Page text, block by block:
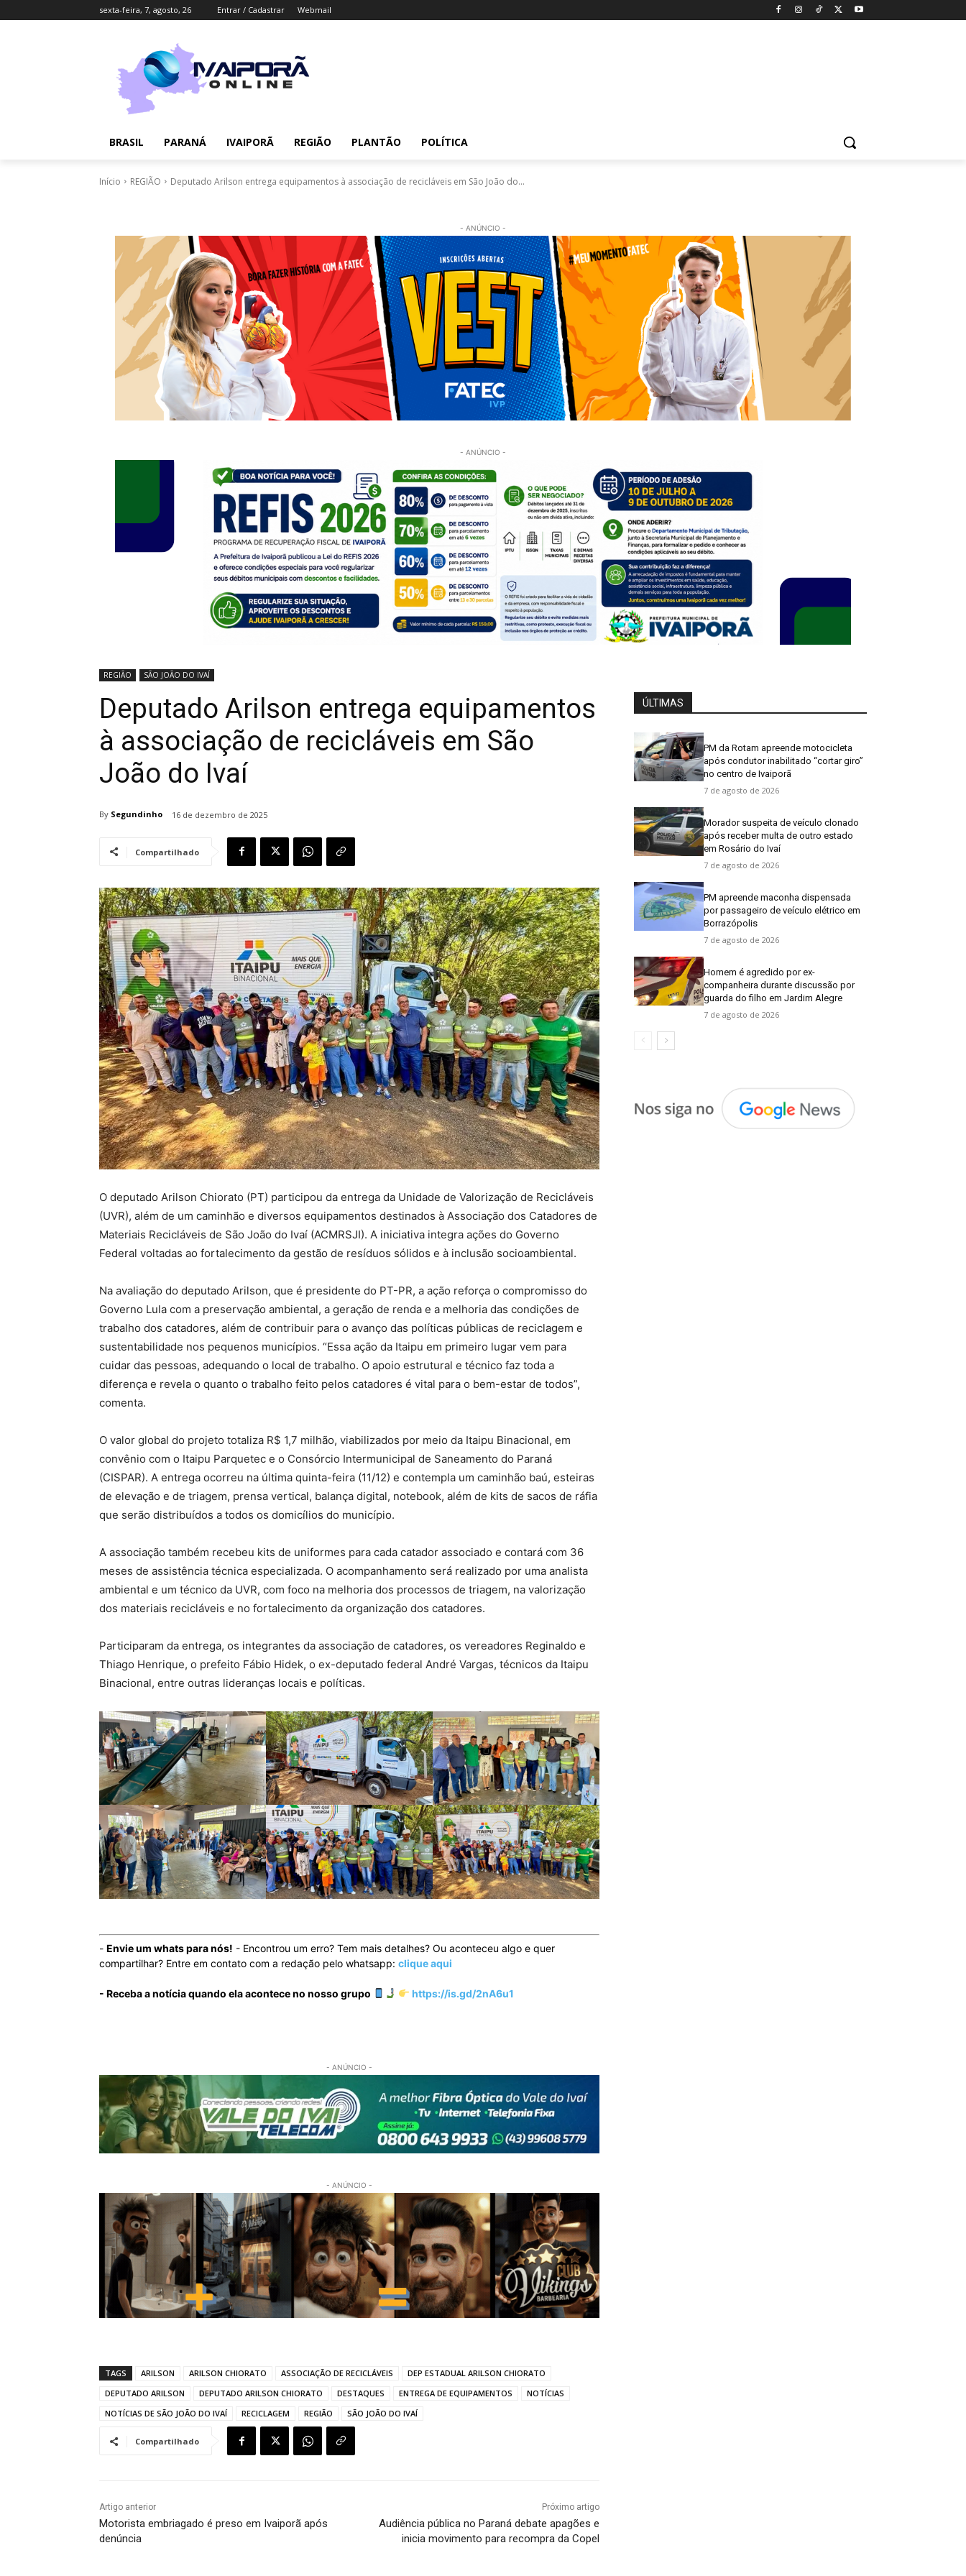
sexta-feira, 7, agosto, 26 Entrar / Cadastrar Webmail
BRASIL PARANÁ IVAIPORÃ REGIÃO PLANTÃO POLÍTICA
Início REGIÃO Deputado Arilson entrega equipamentos à associação de recicláveis em São João do...
- ANÚNCIO -
- ANÚNCIO -
REGIÃO SÃO JOÃO DO IVAÍ
Deputado Arilson entrega equipamentos
à associação de recicláveis em São
João do Ivaí
By Segundinho 16 de dezembro de 2025
Compartilhado
O deputado Arilson Chiorato (PT) participou da entrega da Unidade de Valorização de Recicláveis
(UVR), além de um caminhão e diversos equipamentos destinados à Associação dos Catadores de
Materiais Recicláveis de São João do Ivaí (ACMRSJI). A iniciativa integra ações do Governo
Federal voltadas ao fortalecimento da gestão de resíduos sólidos e à inclusão socioambiental.
Na avaliação do deputado Arilson, que é presidente do PT-PR, a ação reforça o compromisso do
Governo Lula com a preservação ambiental, a geração de renda e a melhoria das condições de
trabalho dos catadores, além de contribuir para o avanço das políticas públicas de reciclagem e
sustentabilidade nos pequenos municípios. “Essa ação da Itaipu em primeiro lugar vem para
cuidar das pessoas, adequando o local de trabalho. O apoio estrutural e técnico faz toda a
diferença e revela o quanto o trabalho feito pelos catadores é vital para o bem-estar de todos”,
comenta.
O valor global do projeto totaliza R$ 1,7 milhão, viabilizados por meio da Itaipu Binacional, em
convênio com o Itaipu Parquetec e o Consórcio Intermunicipal de Saneamento do Paraná
(CISPAR). A entrega ocorreu na última quinta-feira (11/12) e contempla um caminhão baú, esteiras
de elevação e de triagem, prensa vertical, balança digital, notebook, além de kits de sacos de ráfia
que serão distribuídos a todos os domicílios do município.
A associação também recebeu kits de uniformes para cada catador associado e contará com 36
meses de assistência técnica especializada. O acompanhamento será realizado por uma analista
ambiental e um técnico da UVR, com foco na melhoria dos processos de triagem, na valorização
dos materiais recicláveis e no fortalecimento da organização dos catadores.
Participaram da entrega, os integrantes da associação de catadores, os vereadores Reginaldo e
Thiago Henrique, o prefeito Fábio Hidek, o ex-deputado federal André Vargas, técnicos da Itaipu
Binacional, entre outras lideranças locais e políticas.
- Envie um whats para nós! - Encontrou um erro? Tem mais detalhes? Ou aconteceu algo e quer
compartilhar? Entre em contato com a redação pelo whatsapp: clique aqui
- Receba a notícia quando ela acontece no nosso grupo https://is.gd/2nA6u1
- ANÚNCIO -
- ANÚNCIO -
TAGS ARILSON ARILSON CHIORATO ASSOCIAÇÃO DE RECICLÁVEIS
DEP ESTADUAL ARILSON CHIORATO
DEPUTADO ARILSON
DEPUTADO ARILSON CHIORATO DESTAQUES ENTREGA DE EQUIPAMENTOS
NOTÍCIAS
NOTÍCIAS DE SÃO JOÃO DO IVAÍ
RECICLAGEM REGIÃO SÃO JOÃO DO IVAÍ
Compartilhado
Artigo anterior
Motorista embriagado é preso em Ivaiporã após
denúncia
Próximo artigo
Audiência pública no Paraná debate apagões e
inicia movimento para recompra da Copel
ÚLTIMAS
PM da Rotam apreende motocicleta
após condutor inabilitado “cortar giro”
no centro de Ivaiporã
7 de agosto de 2026
Morador suspeita de veículo clonado
após receber multa de outro estado
em Rosário do Ivaí
7 de agosto de 2026
PM apreende maconha dispensada
por passageiro de veículo elétrico em
Borrazópolis
7 de agosto de 2026
Homem é agredido por ex-
companheira durante discussão por
guarda do filho em Jardim Alegre
7 de agosto de 2026